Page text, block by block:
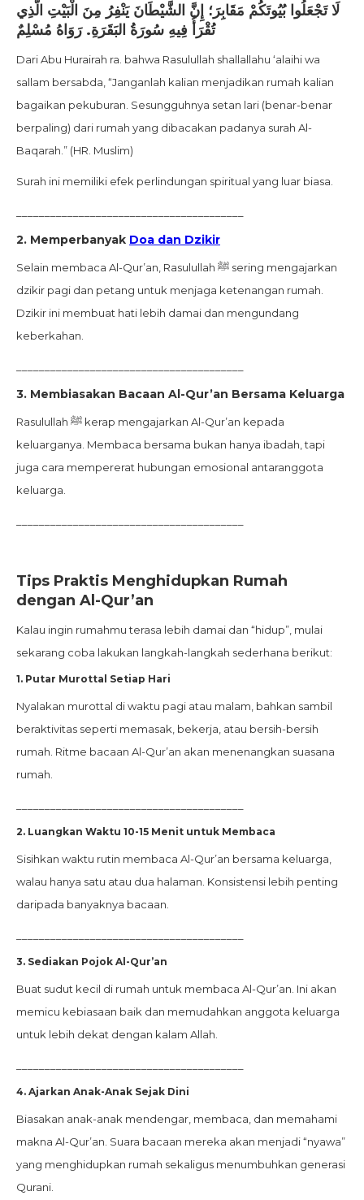
لَا تَجْعَلُوا بُيُوتَكُمْ مَقَابِرَ؛ إِنَّ الشَّيْطَانَ يَنْفِرُ مِنَ الْبَيْتِ الَّذِي
تُقْرَأُ فِيهِ سُورَةُ البَقَرَةِ. رَوَاهُ مُسْلِمٌ
Dari Abu Hurairah ra. bahwa Rasulullah shallallahu ‘alaihi wa
sallam bersabda, “Janganlah kalian menjadikan rumah kalian
bagaikan pekuburan. Sesungguhnya setan lari (benar-benar
berpaling) dari rumah yang dibacakan padanya surah Al-
Baqarah.” (HR. Muslim)
Surah ini memiliki efek perlindungan spiritual yang luar biasa.
2. Memperbanyak Doa dan Dzikir
Selain membaca Al-Qur’an, Rasulullah ﷺ sering mengajarkan
dzikir pagi dan petang untuk menjaga ketenangan rumah.
Dzikir ini membuat hati lebih damai dan mengundang
keberkahan.
3. Membiasakan Bacaan Al-Qur’an Bersama Keluarga
Rasulullah ﷺ kerap mengajarkan Al-Qur’an kepada
keluarganya. Membaca bersama bukan hanya ibadah, tapi
juga cara mempererat hubungan emosional antaranggota
keluarga.
Tips Praktis Menghidupkan Rumah
dengan Al-Qur’an
Kalau ingin rumahmu terasa lebih damai dan “hidup”, mulai
sekarang coba lakukan langkah-langkah sederhana berikut:
1. Putar Murottal Setiap Hari
Nyalakan murottal di waktu pagi atau malam, bahkan sambil
beraktivitas seperti memasak, bekerja, atau bersih-bersih
rumah. Ritme bacaan Al-Qur’an akan menenangkan suasana
rumah.
2. Luangkan Waktu 10-15 Menit untuk Membaca
Sisihkan waktu rutin membaca Al-Qur’an bersama keluarga,
walau hanya satu atau dua halaman. Konsistensi lebih penting
daripada banyaknya bacaan.
3. Sediakan Pojok Al-Qur’an
Buat sudut kecil di rumah untuk membaca Al-Qur’an. Ini akan
memicu kebiasaan baik dan memudahkan anggota keluarga
untuk lebih dekat dengan kalam Allah.
4. Ajarkan Anak-Anak Sejak Dini
Biasakan anak-anak mendengar, membaca, dan memahami
makna Al-Qur’an. Suara bacaan mereka akan menjadi “nyawa”
yang menghidupkan rumah sekaligus menumbuhkan generasi
Qurani.